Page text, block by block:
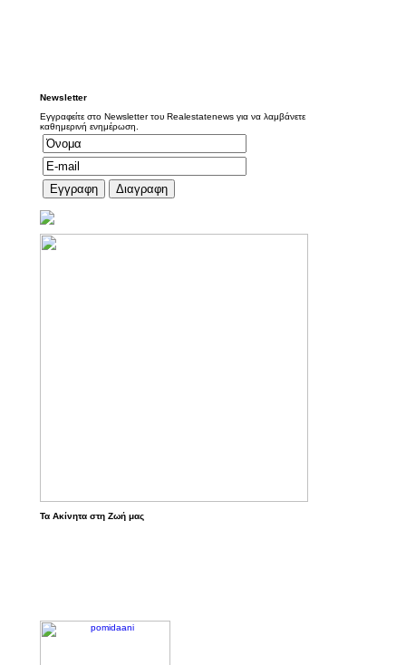
Newsletter
Εγγραφείτε στο Newsletter του Realestatenews για να λαμβάνετε
καθημερινή ενημέρωση.
Τα Ακίνητα στη Ζωή μας